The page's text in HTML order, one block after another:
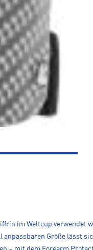
im Weltcup verwendet
Größe lässt